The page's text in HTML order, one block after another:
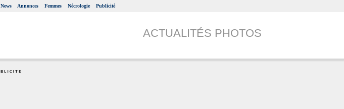
News Annonces Femmes Nécrologie Publicité
ACTUALITÉS PHOTOS